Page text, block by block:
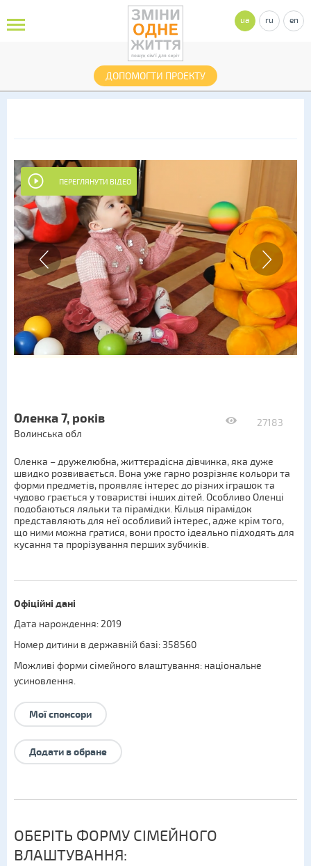
ДОПОМОГТИ ПРОЕКТУ
ua ru en
ПЕРЕГЛЯНУТИ ВІДЕО
27183
Оленка 7, років
Волинська обл
Оленка – дружелюбна, життєрадісна дівчинка, яка дуже
швидко розвивається. Вона уже гарно розрізняє кольори та
форми предметів, проявляє інтерес до різних іграшок та
чудово грається у товаристві інших дітей. Особливо Оленці
подобаються ляльки та пірамідки. Кільця пірамідок
представляють для неї особливий інтерес, адже крім того,
що ними можна гратися, вони просто ідеально підходять для
кусання та прорізування перших зубчиків.
Офіційні дані
Дата нарождення: 2019
Номер дитини в державній базі: 358560
Можливі форми сімейного влаштування: національне
усиновлення.
Мої спонсори
Додати в обране
ОБЕРІТЬ ФОРМУ СІМЕЙНОГО
ВЛАШТУВАННЯ: